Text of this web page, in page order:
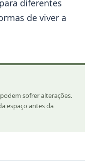
diferentes
de viver a
sofrer alterações.
espaço antes da